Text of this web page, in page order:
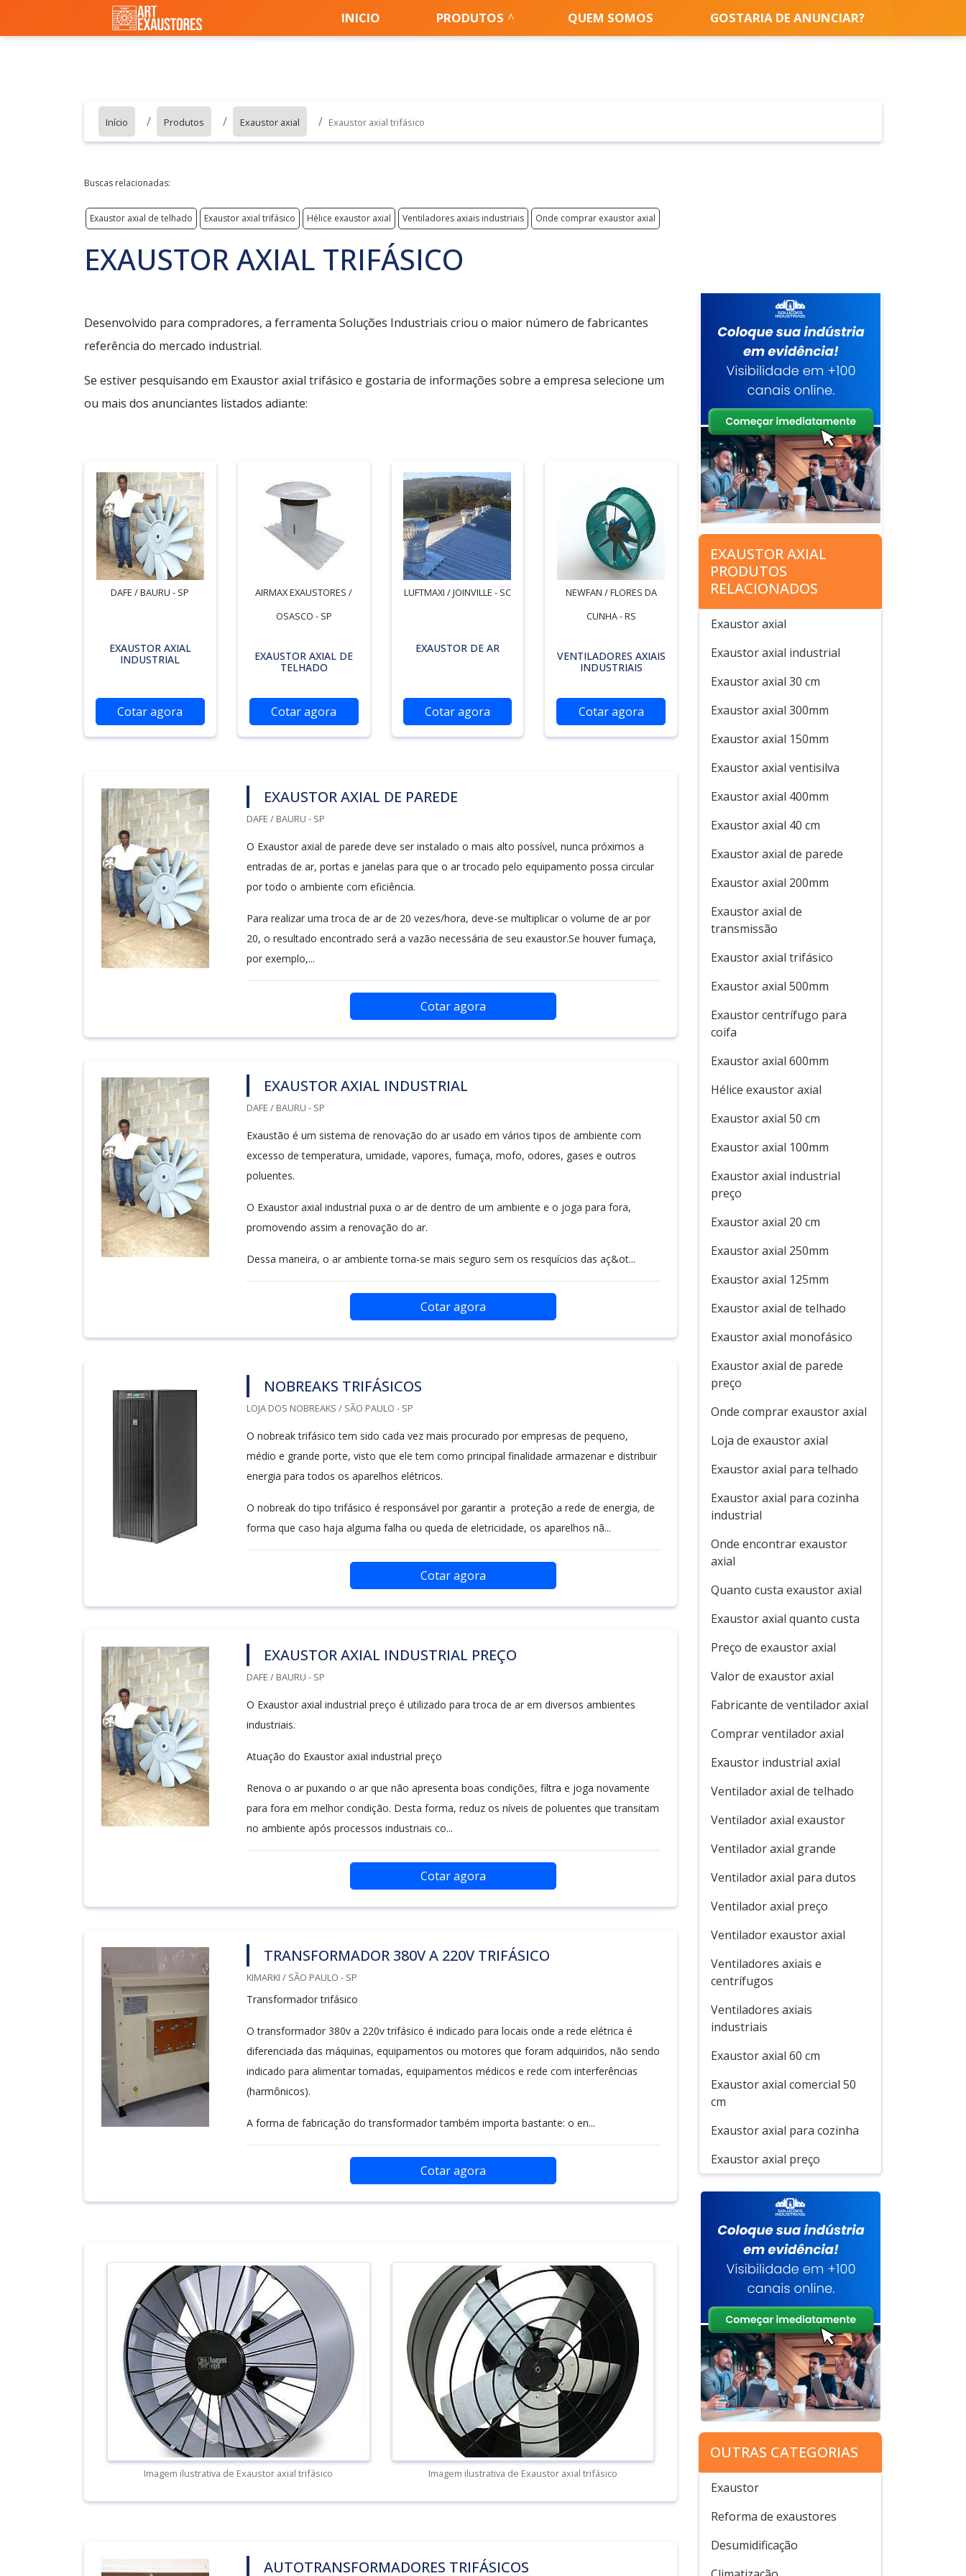
INICIO PRODUTOS QUEM SOMOS GOSTARIA DE ANUNCIAR?
Início Produtos Exaustor axial Exaustor axial trifásico
Buscas relacionadas:
Exaustor axial de telhado Exaustor axial trifásico Hélice exaustor axial Ventiladores axiais industriais Onde comprar exaustor axial
EXAUSTOR AXIAL TRIFÁSICO
Desenvolvido para compradores, a ferramenta Soluções Industriais criou o maior número de fabricantes
referência do mercado industrial.
Se estiver pesquisando em Exaustor axial trifásico e gostaria de informações sobre a empresa selecione um
ou mais dos anunciantes listados adiante:
DAFE / BAURU - SP
EXAUSTOR AXIAL
INDUSTRIAL
Cotar agora
AIRMAX EXAUSTORES /
OSASCO - SP
EXAUSTOR AXIAL DE
TELHADO
Cotar agora
LUFTMAXI / JOINVILLE - SC
EXAUSTOR DE AR
Cotar agora
NEWFAN / FLORES DA
CUNHA - RS
VENTILADORES AXIAIS
INDUSTRIAIS
Cotar agora
EXAUSTOR AXIAL DE PAREDE
DAFE / BAURU - SP
O Exaustor axial de parede deve ser instalado o mais alto possível, nunca próximos a
entradas de ar, portas e janelas para que o ar trocado pelo equipamento possa circular
por todo o ambiente com eficiência.
Para realizar uma troca de ar de 20 vezes/hora, deve-se multiplicar o volume de ar por
20, o resultado encontrado será a vazão necessária de seu exaustor.Se houver fumaça,
por exemplo,...
Cotar agora
EXAUSTOR AXIAL INDUSTRIAL
DAFE / BAURU - SP
Exaustão é um sistema de renovação do ar usado em vários tipos de ambiente com
excesso de temperatura, umidade, vapores, fumaça, mofo, odores, gases e outros
poluentes.
O Exaustor axial industrial puxa o ar de dentro de um ambiente e o joga para fora,
promovendo assim a renovação do ar.
Dessa maneira, o ar ambiente torna-se mais seguro sem os resquícios das aç&ot...
Cotar agora
NOBREAKS TRIFÁSICOS
LOJA DOS NOBREAKS / SÃO PAULO - SP
O nobreak trifásico tem sido cada vez mais procurado por empresas de pequeno,
médio e grande porte, visto que ele tem como principal finalidade armazenar e distribuir
energia para todos os aparelhos elétricos.
O nobreak do tipo trifásico é responsável por garantir a proteção a rede de energia, de
forma que caso haja alguma falha ou queda de eletricidade, os aparelhos nã...
Cotar agora
EXAUSTOR AXIAL INDUSTRIAL PREÇO
DAFE / BAURU - SP
O Exaustor axial industrial preço é utilizado para troca de ar em diversos ambientes
industriais.
Atuação do Exaustor axial industrial preço
Renova o ar puxando o ar que não apresenta boas condições, filtra e joga novamente
para fora em melhor condição. Desta forma, reduz os níveis de poluentes que transitam
no ambiente após processos industriais co...
Cotar agora
TRANSFORMADOR 380V A 220V TRIFÁSICO
KIMARKI / SÃO PAULO - SP
Transformador trifásico
O transformador 380v a 220v trifásico é indicado para locais onde a rede elétrica é
diferenciada das máquinas, equipamentos ou motores que foram adquiridos, não sendo
indicado para alimentar tomadas, equipamentos médicos e rede com interferências
(harmônicos).
A forma de fabricação do transformador também importa bastante: o en...
Cotar agora
Imagem ilustrativa de Exaustor axial trifásico Imagem ilustrativa de Exaustor axial trifásico
AUTOTRANSFORMADORES TRIFÁSICOS
EXAUSTOR AXIAL
PRODUTOS
RELACIONADOS
Exaustor axial
Exaustor axial industrial
Exaustor axial 30 cm
Exaustor axial 300mm
Exaustor axial 150mm
Exaustor axial ventisilva
Exaustor axial 400mm
Exaustor axial 40 cm
Exaustor axial de parede
Exaustor axial 200mm
Exaustor axial de
transmissão
Exaustor axial trifásico
Exaustor axial 500mm
Exaustor centrífugo para
coifa
Exaustor axial 600mm
Hélice exaustor axial
Exaustor axial 50 cm
Exaustor axial 100mm
Exaustor axial industrial
preço
Exaustor axial 20 cm
Exaustor axial 250mm
Exaustor axial 125mm
Exaustor axial de telhado
Exaustor axial monofásico
Exaustor axial de parede
preço
Onde comprar exaustor axial
Loja de exaustor axial
Exaustor axial para telhado
Exaustor axial para cozinha
industrial
Onde encontrar exaustor
axial
Quanto custa exaustor axial
Exaustor axial quanto custa
Preço de exaustor axial
Valor de exaustor axial
Fabricante de ventilador axial
Comprar ventilador axial
Exaustor industrial axial
Ventilador axial de telhado
Ventilador axial exaustor
Ventilador axial grande
Ventilador axial para dutos
Ventilador axial preço
Ventilador exaustor axial
Ventiladores axiais e
centrífugos
Ventiladores axiais
industriais
Exaustor axial 60 cm
Exaustor axial comercial 50
cm
Exaustor axial para cozinha
Exaustor axial preço
OUTRAS CATEGORIAS
Exaustor
Reforma de exaustores
Desumidificação